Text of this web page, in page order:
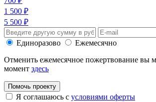
1 500 ₽
5 500 ₽
Единоразово
Ежемесячно
Отменить ежемесячное пожертвование вы
момент здесь
Помочь проекту
Я соглашаюсь с условиями оферты